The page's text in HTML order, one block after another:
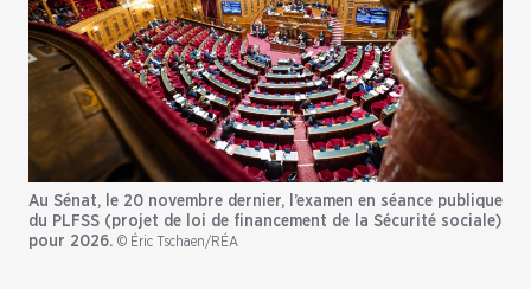
Au Sénat, le 20 novembre dernier, l’examen en séance publique
du PLFSS (projet de loi de financement de la Sécurité sociale)
pour 2026. © Éric Tschaen/RÉA